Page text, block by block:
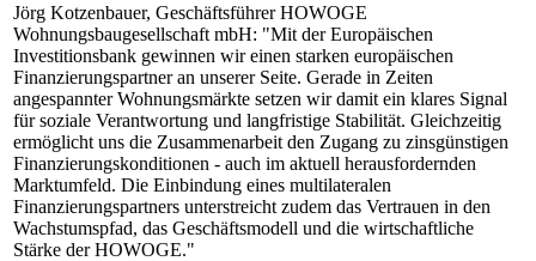
Jörg Kotzenbauer, Geschäftsführer HOWOGE
Wohnungsbaugesellschaft mbH: "Mit der Europäischen
Investitionsbank gewinnen wir einen starken europäischen
Finanzierungspartner an unserer Seite. Gerade in Zeiten
angespannter Wohnungsmärkte setzen wir damit ein klares Signal
für soziale Verantwortung und langfristige Stabilität. Gleichzeitig
ermöglicht uns die Zusammenarbeit den Zugang zu zinsgünstigen
Finanzierungskonditionen - auch im aktuell herausfordernden
Marktumfeld. Die Einbindung eines multilateralen
Finanzierungspartners unterstreicht zudem das Vertrauen in den
Wachstumspfad, das Geschäftsmodell und die wirtschaftliche
Stärke der HOWOGE."